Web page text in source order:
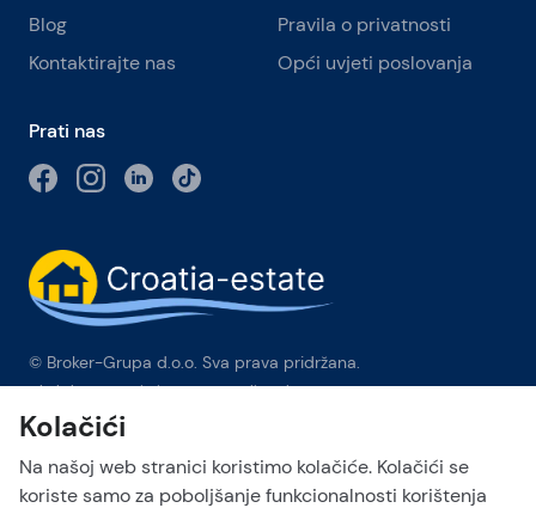
Blog
Kontaktirajte nas
Pravila o privatnosti
Opći uvjeti poslovanja
Prati nas
© Broker-Grupa d.o.o. Sva prava pridržana.
Obala kneza Branimira 1, 21000 Split-Phone: +385 98 384 007
Broker-grupa d.o.o. je ekskluzivni član Forbes Global
Properties u Hrvatskoj. Forbes® je registrirani zaštitni znak koji
se koristi pod licencom.
Kolačići
Na našoj web stranici koristimo kolačiće. Kolačići se
koriste samo za poboljšanje funkcionalnosti korištenja